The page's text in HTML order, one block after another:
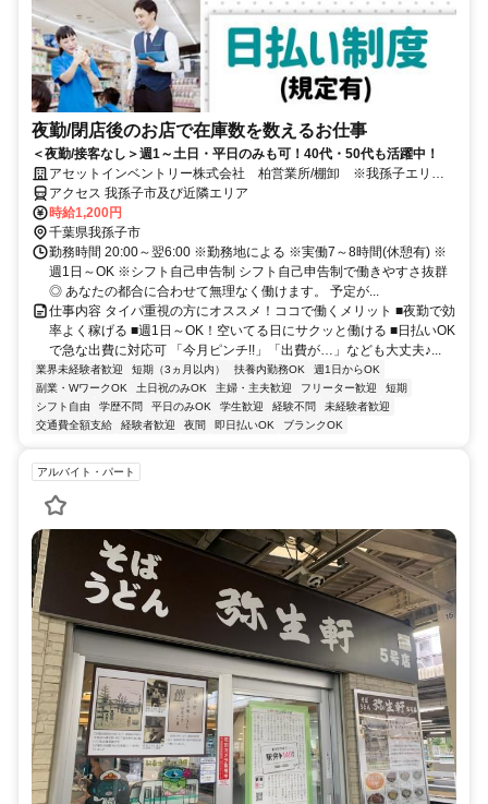
夜勤/閉店後のお店で在庫数を数えるお仕事
＜夜勤/接客なし＞週1～土日・平日のみも可！40代・50代も活躍中！
アセットインベントリー株式会社 柏営業所/棚卸 ※我孫子エリア
管轄
アクセス 我孫子市及び近隣エリア
時給1,200円
千葉県我孫子市
勤務時間 20:00～翌6:00 ※勤務地による ※実働7～8時間(休憩有) ※
週1日～OK ※シフト自己申告制 シフト自己申告制で働きやすさ抜群
◎ あなたの都合に合わせて無理なく働けます。 予定が...
仕事内容 タイパ重視の方にオススメ！ココで働くメリット ■夜勤で効
率よく稼げる ■週1日～OK！空いてる日にサクッと働ける ■日払いOK
で急な出費に対応可 「今月ピンチ!!」「出費が…」なども大丈夫♪...
業界未経験者歓迎 短期（3ヵ月以内） 扶養内勤務OK
週1日からOK
副業・WワークOK
土日祝のみOK 主婦・主夫歓迎 フリーター歓迎
短期
シフト自由
学歴不問 平日のみOK 学生歓迎 経験不問
未経験者歓迎
交通費全額支給
経験者歓迎 夜間 即日払いOK ブランクOK
アルバイト・パート